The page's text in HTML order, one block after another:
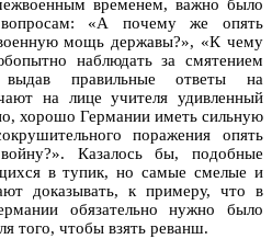
временем, важно было
«А почему же опять
мощь державы?», «К чему
наблюдать за смятением
правильные ответы на
на лице учителя удивленный
хорошо Германии иметь сильную
поражения опять
Казалось бы, подобные
в тупик, но самые смелые и
доказывать, к примеру, что в
обязательно нужно было
того, чтобы взять реванш.